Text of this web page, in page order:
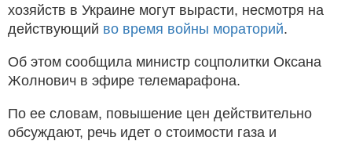
хозяйств в Украине могут вырасти, несмотря на
действующий во время войны мораторий.
Об этом сообщила министр соцполитки Оксана
Жолнович в эфире телемарафона.
По ее словам, повышение цен действительно
обсуждают, речь идет о стоимости газа и